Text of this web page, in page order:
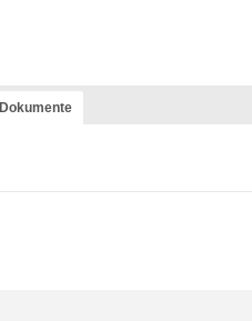
Dokumente